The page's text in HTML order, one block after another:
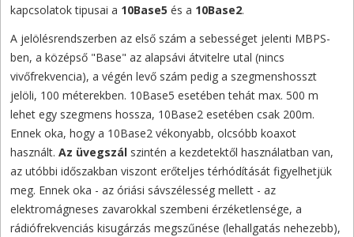
kapcsolatok tipusai a 10Base5 és a 10Base2.
A jelölésrendszerben az első szám a sebességet jelenti MBPS-
ben, a középső "Base" az alapsávi átvitelre utal (nincs
vivőfrekvencia), a végén levő szám pedig a szegmenshosszt
jelöli, 100 méterekben. 10Base5 esetében tehát max. 500 m
lehet egy szegmens hossza, 10Base2 esetében csak 200m.
Ennek oka, hogy a 10Base2 vékonyabb, olcsóbb koaxot
használt. Az üvegszál szintén a kezdetektől használatban van,
az utóbbi időszakban viszont erőteljes térhódítását figyelhetjük
meg. Ennek oka - az óriási sávszélesség mellett - az
elektromágneses zavarokkal szembeni érzéketlensége, a
rádiófrekvenciás kisugárzás megszűnése (lehallgatás nehezebb),